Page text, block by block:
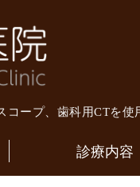
倉本
ープ、歯科用CTを使
診療内容